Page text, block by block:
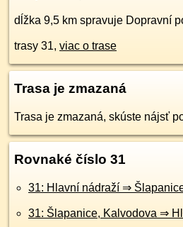
dĺžka 9,5 km spravuje Dopravní
trasy 31, viac o trase
Trasa je zmazaná
Trasa je zmazaná, skúste nájsť
Rovnaké číslo 31
31: Hlavní nádraží ⇒
31: Šlapanice, Kalvodova ⇒